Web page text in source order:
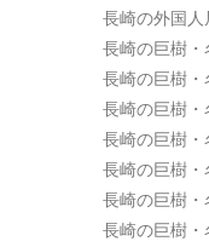
長崎の外国
長崎の巨樹・
長崎の巨樹・
長崎の巨樹・
長崎の巨樹・
長崎の巨樹・
長崎の巨樹・
長崎の巨樹・